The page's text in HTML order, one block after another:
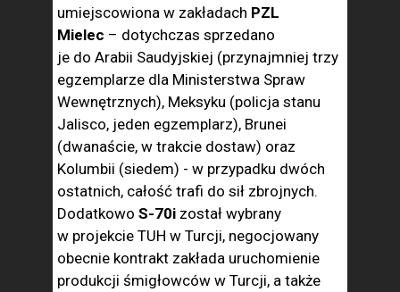
umiejscowiona w zakładach PZL
Mielec – dotychczas sprzedano
je do Arabii Saudyjskiej (przynajmniej trzy
egzemplarze dla Ministerstwa Spraw
Wewnętrznych), Meksyku (policja stanu
Jalisco, jeden egzemplarz), Brunei
(dwanaście, w trakcie dostaw) oraz
Kolumbii (siedem) - w przypadku dwóch
ostatnich, całość trafi do sił zbrojnych.
Dodatkowo S-70i został wybrany
w projekcie TUH w Turcji, negocjowany
obecnie kontrakt zakłada uruchomienie
produkcji śmigłowców w Turcji, a także